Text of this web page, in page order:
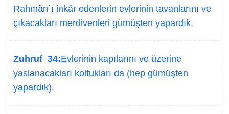
Rahmân´ı inkâr edenlerin evlerinin tavanlarını ve
çıkacakları merdivenleri gümüşten yapardık.
Zuhruf 34:Evlerinin kapılarını ve üzerine
yaslanacakları koltukları da (hep gümüşten
yapardık).